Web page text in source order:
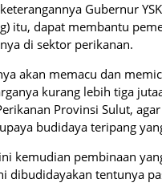
Gubernur
itu, dapat membantu
di sektor perikanan.
akan memacu dan
kurang lebih tiga
Provinsi Sulut,
budidaya teripang
kemudian pembinaan
dibudidayakan tentunya